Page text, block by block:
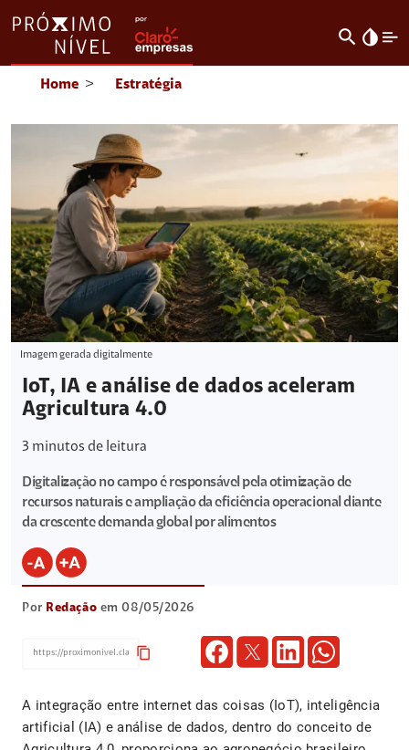
search invert_colors
Home > Estratégia
Imagem gerada digitalmente
IoT, IA e análise de dados aceleram
Agricultura 4.0
3 minutos de leitura
Digitalização no campo é responsável pela otimização de
recursos naturais e ampliação da eficiência operacional diante
da crescente demanda global por alimentos
Por Redação em 08/05/2026
content_copy
A integração entre internet das coisas (IoT), inteligência
artificial (IA) e análise de dados, dentro do conceito de